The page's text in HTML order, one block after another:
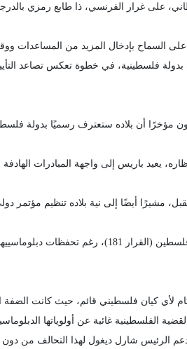
البريطاني، على غرار الفرنسي، ذا طابع رمزي
على السماح بإدخال المزيد من المساعدات
تطالب الحكومة بالاعتراف بدولة فلسطينية، في خطوة تعكس تصاعد
مؤخرًا أن بلاده ستعترف رسميًا بدولة
يعيد باريس إلى واجهة المبادرات
مشيرًا أيضًا إلى نية بلاده تنظيم مؤتمر
ويمثل هذا الإعلان تتويجًا لمسار دبلوماسي طويل بدأت أولى ملامحه عام 1947، عندما صوتت فرنسا
إسرائيل، اعترفت فرنسا بها رسميًا في كانون الثاني/يناير 1949، في ظل غياب تام لأي كيان
الفلسطينية غائبة عن أولوياتها
في ظل دعم الرئيس شارل ديغول لهذا التحالف من